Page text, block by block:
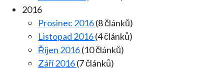
2016
Prosinec 2016(8 článků)
Listopad 2016(4 článků)
Říjen 2016(10 článků)
Září 2016(7 článků)